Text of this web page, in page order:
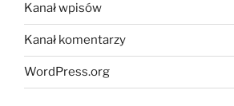
Kanał wpisów
Kanał komentarzy
WordPress.org